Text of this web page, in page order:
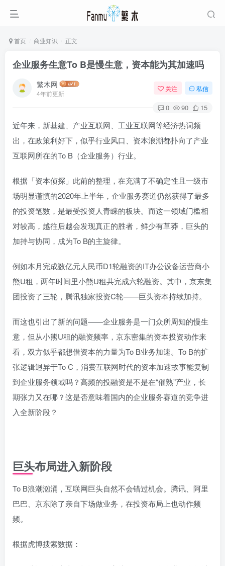
首页 商业知识 正文
企业服务生意To B是慢生意，资本能为其加速吗
繁木网
4年前更新
关注 私信
0 90 15
近年来，新基建、产业互联网、工业互联网等经济热词频
出，在政策利好下，似乎行业风口、资本浪潮都扑向了产业
互联网所在的To B（企业服务）行业。
根据「资本侦探」此前的整理，在充满了不确定性且一级市
场明显谨慎的2020年上半年，企业服务赛道仍然获得了最多
的投资笔数，是最受投资人青睐的板块。而这一领域门槛相
对较高，越往后越会发现真正的胜者，鲜少有草莽，巨头的
加持与协同，成为To B的主旋律。
例如本月完成数亿元人民币D1轮融资的IT办公设备运营商小
熊U租，两年时间里小熊U租共完成六轮融资。其中，京东集
团投资了三轮，腾讯独家投资C轮——巨头资本持续加持。
而这也引出了新的问题——企业服务是一门众所周知的慢生
意，但从小熊U租的融资频率，京东密集的资本投资动作来
看，双方似乎都想借资本的力量为To B业务加速。To B的扩
张逻辑迥异于To C，消费互联网时代的资本加速故事能复制
到企业服务领域吗？高频的投融资是不是在“催熟”产业，长
期张力又在哪？这是否意味着国内的企业服务赛道的竞争进
入全新阶段？
巨头布局进入新阶段
To B浪潮汹涌，互联网巨头自然不会错过机会。腾讯、阿里
巴巴、京东除了亲自下场做业务，在投资布局上也动作频
频。
根据虎博搜索数据：